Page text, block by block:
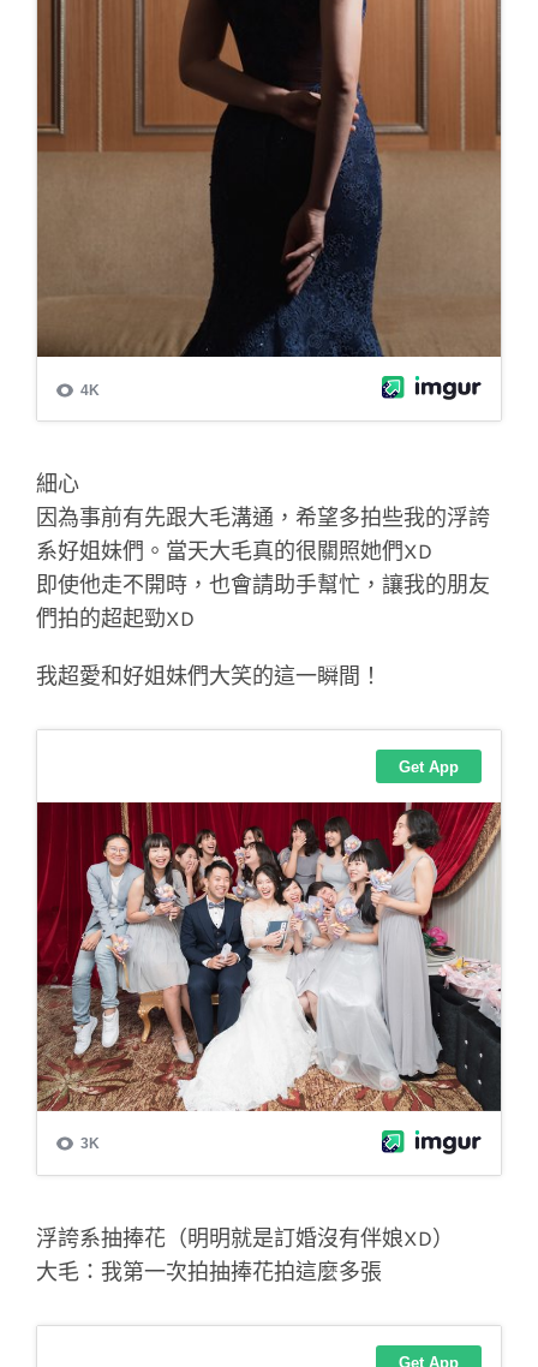
細心
因為事前有先跟大毛溝通，希望多拍些我的浮誇
系好姐妹們。當天大毛真的很關照她們XD
即使他走不開時，也會請助手幫忙，讓我的朋友
們拍的超起勁XD
我超愛和好姐妹們大笑的這一瞬間！
浮誇系抽捧花（明明就是訂婚沒有伴娘XD）
大毛：我第一次拍抽捧花拍這麼多張